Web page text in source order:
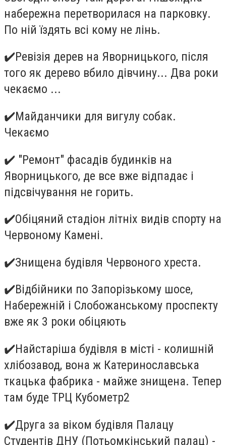
набережна перетворилася на парковку.
По ній їздять всі кому не лінь.
✔️Ревізія дерев на Яворницького, після
того як дерево вбило дівчину... Два роки
чекаємо ...
✔️Майданчики для вигулу собак.
Чекаємо
✔ ️ "Ремонт" фасадів будинків на
Яворницького, де все вже відпадає і
підсвічування не горить.
✔️Обіцяний стадіон літніх видів спорту на
Червоному Камені.
✔️Знищена будівля Червоного хреста.
✔️Відбійники по Запорізькому шосе,
Набережній і Слобожанському проспекту
вже як 3 роки обіцяють
✔️Найстаріша будівля в місті - колишній
хлібозавод, вона ж Катеринославська
ткацька фабрика - майже знищена. Тепер
там буде ТРЦ Кубометр2
✔️Друга за віком будівля Палацу
Студентів ДНУ (Потьомкінський палац) -